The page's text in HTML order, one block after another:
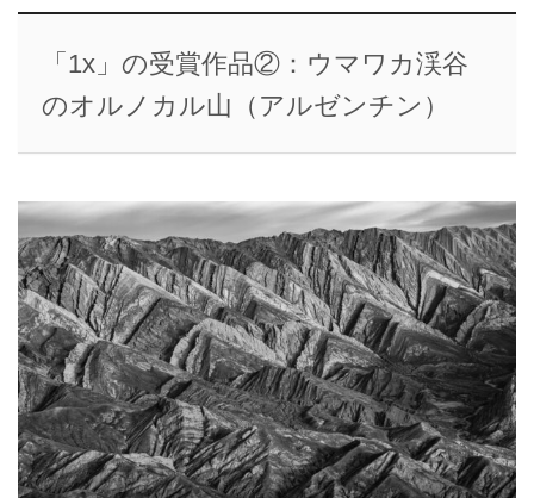
「1x」の受賞作品②：ウマワカ渓谷
のオルノカル山（アルゼンチン）